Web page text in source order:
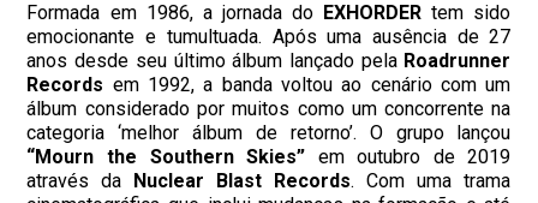
Formada em 1986, a jornada do EXHORDER tem sido
emocionante e tumultuada. Após uma ausência de 27
anos desde seu último álbum lançado pela Roadrunner
Records em 1992, a banda voltou ao cenário com um
álbum considerado por muitos como um concorrente na
categoria ‘melhor álbum de retorno’. O grupo lançou
“Mourn the Southern Skies” em outubro de 2019
através da Nuclear Blast Records. Com uma trama